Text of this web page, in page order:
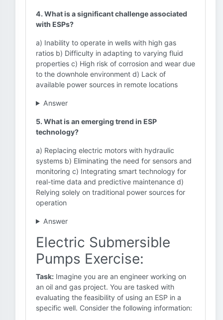
4. What is a significant challenge associated
with ESPs?
a) Inability to operate in wells with high gas
ratios b) Difficulty in adapting to varying fluid
properties c) High risk of corrosion and wear due
to the downhole environment d) Lack of
available power sources in remote locations
Answer
5. What is an emerging trend in ESP
technology?
a) Replacing electric motors with hydraulic
systems b) Eliminating the need for sensors and
monitoring c) Integrating smart technology for
real-time data and predictive maintenance d)
Relying solely on traditional power sources for
operation
Answer
Electric Submersible
Pumps Exercise:
Task: Imagine you are an engineer working on
an oil and gas project. You are tasked with
evaluating the feasibility of using an ESP in a
specific well. Consider the following information: